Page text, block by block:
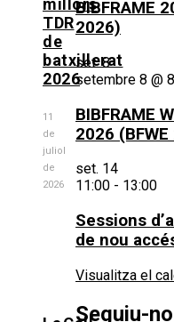
TDR
de
batxillerat
2026
11
de
juliol
de
2026
BIBFRAME
2026)
set.8
setembre 8 @
BIBFRAME
2026
set. 14
11:00 - 13:00
Sessions
de nou
Visualitza el
Seguiu-